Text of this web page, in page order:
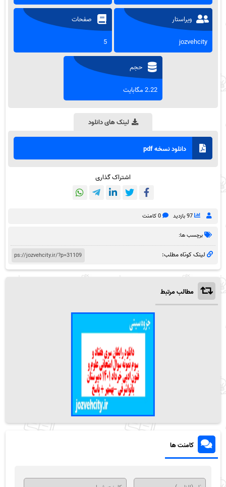
ویراستار
jozvehcity
صفحات
5
حجم
2.22 مگابایت
لینک های دانلود
دانلود نسخه pdf
اشتراک گذاری
97 بازدید 0 کامنت
برچسب ها:
لینک کوتاه مطلب:
مطالب مرتبط
کامنت ها